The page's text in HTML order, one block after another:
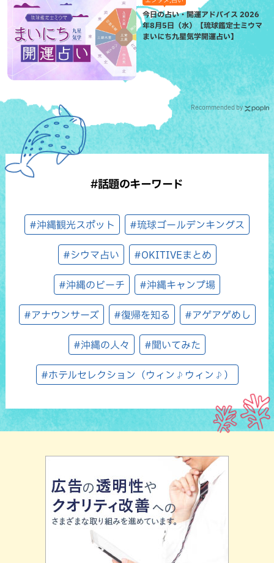
今日の占い・開運アドバイス 2026
年8月5日（水）【琉球鑑定士ミウマ
まいにち九星気学開運占い】
Recommended by
#話題のキーワード
#沖縄観光スポット #琉球ゴールデンキングス
#シウマ占い #OKITIVEまとめ
#沖縄のビーチ #沖縄キャンプ場
#アナウンサーズ #復帰を知る #アゲアゲめし
#沖縄の人々 #聞いてみた
#ホテルセレクション（ウィン♪ウィン♪）